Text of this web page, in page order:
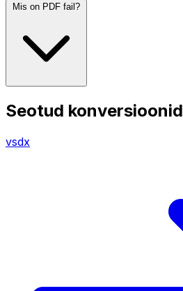
Mis on PDF fail?
Seotud konversioonid
vsdx